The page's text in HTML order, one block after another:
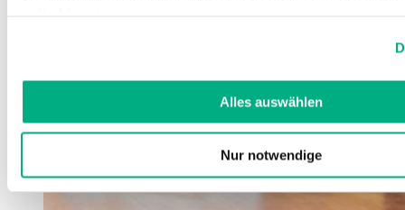
Alles auswählen
Nur notwendige